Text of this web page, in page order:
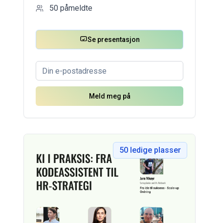
50 påmeldte
Se presentasjon
Meld meg på
50 ledige plasser